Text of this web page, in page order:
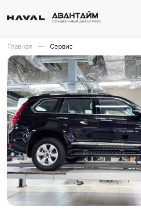
Главная Сервис